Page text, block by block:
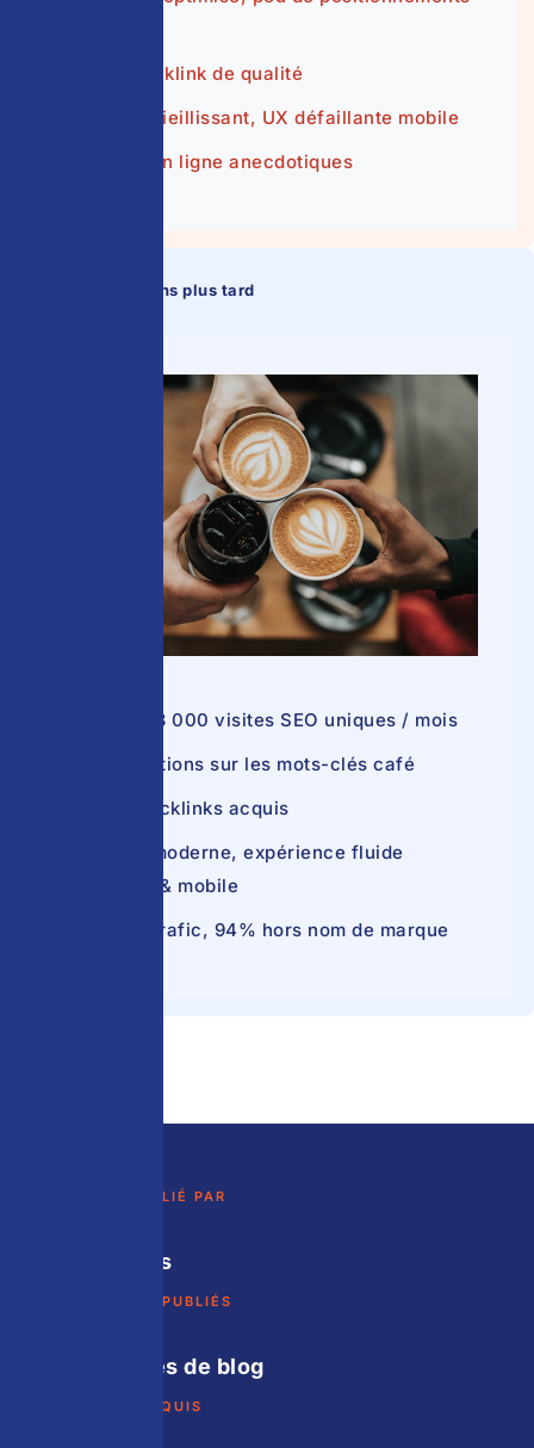
Zéro backlink de qualité
Design vieillissant, UX défaillante mobile
Ventes en ligne anecdotiques
✓ Après — 7 ans plus tard
Plus de 8 000 visites SEO uniques / mois
Top positions sur les mots-clés café
300+ backlinks acquis
Design moderne, expérience fluide
desktop & mobile
×20 de trafic, 94% hors nom de marque
TRAFIC MULTIPLIÉ PAR
×20 en 7 ans
ARTICLES SEO PUBLIÉS
100+ articles de blog
BACKLINKS ACQUIS